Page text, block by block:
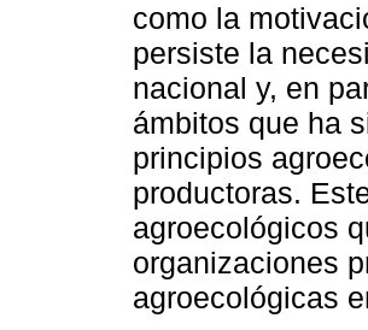
como la
persiste la
nacional y, en
ámbitos que ha
principios
productoras.
agroecológicos
organizaciones
agroecológicas